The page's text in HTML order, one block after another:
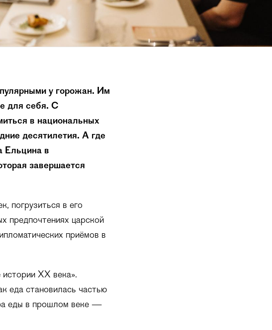
у горожан. Им
для себя. С
в национальных
десятилетия. А где
Ельцина в
завершается
погрузиться в его
предпочтениях царской
приёмов в
истории ХХ века».
еда становилась частью
еды в прошлом веке —